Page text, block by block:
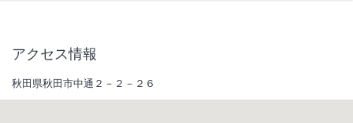
アクセス情報
秋田県秋田市中通２－２－２６